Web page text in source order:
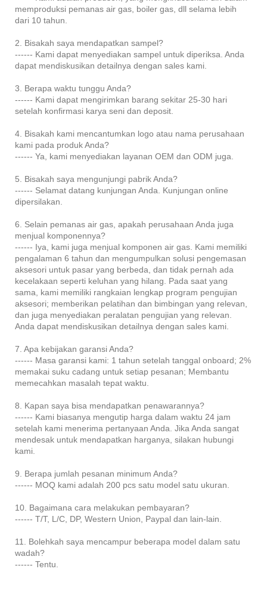
memproduksi pemanas air gas, boiler gas, dll selama lebih
dari 10 tahun.
2. Bisakah saya mendapatkan sampel?
------ Kami dapat menyediakan sampel untuk diperiksa. Anda
dapat mendiskusikan detailnya dengan sales kami.
3. Berapa waktu tunggu Anda?
------ Kami dapat mengirimkan barang sekitar 25-30 hari
setelah konfirmasi karya seni dan deposit.
4. Bisakah kami mencantumkan logo atau nama perusahaan
kami pada produk Anda?
------ Ya, kami menyediakan layanan OEM dan ODM juga.
5. Bisakah saya mengunjungi pabrik Anda?
------ Selamat datang kunjungan Anda. Kunjungan online
dipersilakan.
6. Selain pemanas air gas, apakah perusahaan Anda juga
menjual komponennya?
------ Iya, kami juga menjual komponen air gas. Kami memiliki
pengalaman 6 tahun dan mengumpulkan solusi pengemasan
aksesori untuk pasar yang berbeda, dan tidak pernah ada
kecelakaan seperti keluhan yang hilang. Pada saat yang
sama, kami memiliki rangkaian lengkap program pengujian
aksesori; memberikan pelatihan dan bimbingan yang relevan,
dan juga menyediakan peralatan pengujian yang relevan.
Anda dapat mendiskusikan detailnya dengan sales kami.
7. Apa kebijakan garansi Anda?
------ Masa garansi kami: 1 tahun setelah tanggal onboard; 2%
memakai suku cadang untuk setiap pesanan; Membantu
memecahkan masalah tepat waktu.
8. Kapan saya bisa mendapatkan penawarannya?
------ Kami biasanya mengutip harga dalam waktu 24 jam
setelah kami menerima pertanyaan Anda. Jika Anda sangat
mendesak untuk mendapatkan harganya, silakan hubungi
kami.
9. Berapa jumlah pesanan minimum Anda?
------ MOQ kami adalah 200 pcs satu model satu ukuran.
10. Bagaimana cara melakukan pembayaran?
------ T/T, L/C, DP, Western Union, Paypal dan lain-lain.
11. Bolehkah saya mencampur beberapa model dalam satu
wadah?
------ Tentu.